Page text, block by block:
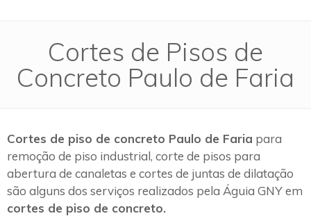
Cortes de Pisos de
Concreto Paulo de Faria
Cortes de piso de concreto Paulo de Faria para
remoção de piso industrial, corte de pisos para
abertura de canaletas e cortes de juntas de dilatação
são alguns dos serviços realizados pela Águia GNY em
cortes de piso de concreto.